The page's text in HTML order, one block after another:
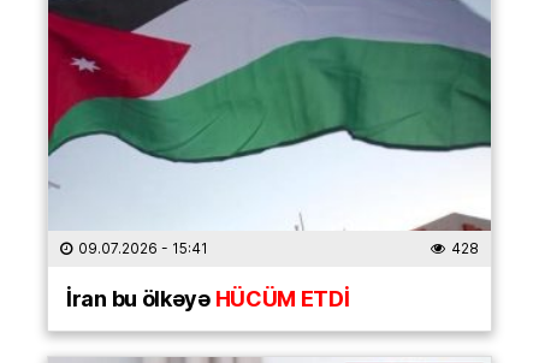
09.07.2026 - 15:41 428
İran bu ölkəyəHÜCÜM ETDİ